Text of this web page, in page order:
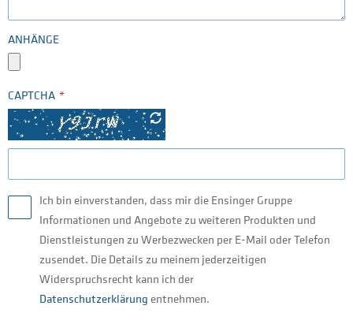
ANHÄNGE
CAPTCHA
Ich bin einverstanden, dass mir die Ensinger Gruppe
Informationen und Angebote zu weiteren Produkten und
Dienstleistungen zu Werbezwecken per E-Mail oder Telefon
zusendet. Die Details zu meinem jederzeitigen
Widerspruchsrecht kann ich der
Datenschutzerklärung entnehmen.